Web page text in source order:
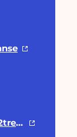
/company/th%C3%A9%C3%A2tre-national-de-chaillot/posts/